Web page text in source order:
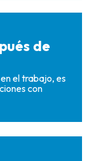
de
el trabajo, es
con